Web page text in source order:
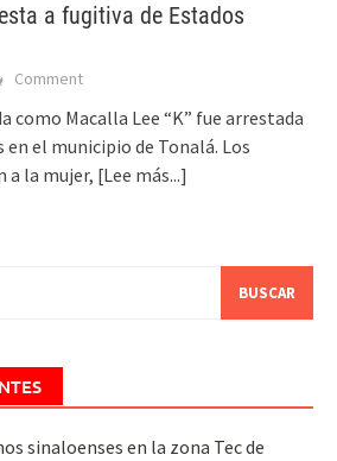
a fugitiva de Estados
Comment
como Macalla Lee “K” fue arrestada
el municipio de Tonalá. Los
a la mujer, [Lee más...]
sinaloenses en la zona Tec de